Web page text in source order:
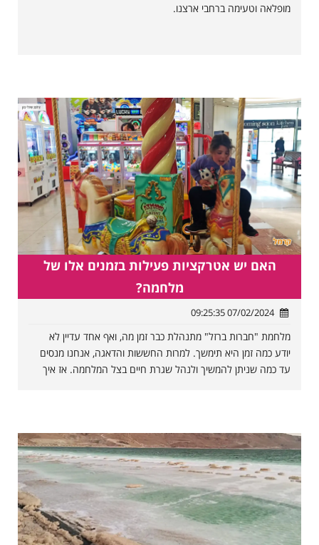
מופלאה וטעימה ברחבי ארצנו.
האם יש אטרקציות פעילות בזמנים אלו של
מלחמה?
07/02/2024 09:25:35
מלחמת "חברות ברזל" מתנהלת כבר זמן מה, ואף אחד עדיין לא
יודע כמה זמן היא תימשך. למרות החששות והדאגה, אנחנו מנסים
עד כמה שניתן להמשיך ולנהל שגרת חיים בצל המלחמה. אז איך